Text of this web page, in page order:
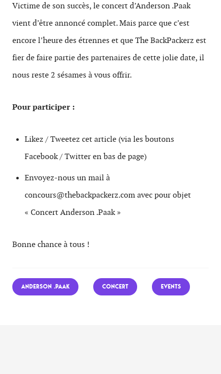
Victime de son succès, le concert d’Anderson .Paak
vient d’être annoncé complet. Mais parce que c’est
encore l’heure des étrennes et que The BackPackerz est
fier de faire partie des partenaires de cette jolie date, il
nous reste 2 sésames à vous offrir.
Pour participer :
Likez / Tweetez cet article (via les boutons
Facebook / Twitter en bas de page)
Envoyez-nous un mail à
concours@thebackpackerz.com avec pour objet
« Concert Anderson .Paak »
Bonne chance à tous !
ANDERSON .PAAK CONCERT EVENTS